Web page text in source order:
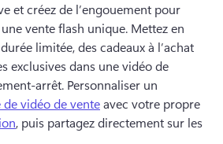
et créez de l’engouement pour
vente flash unique. Mettez en
limitée, des cadeaux à l’achat
exclusives dans une vidéo de
arrêt. Personnaliser un
de vidéo de vente avec votre propre
, puis partagez directement sur les